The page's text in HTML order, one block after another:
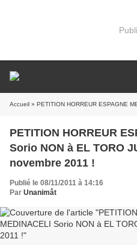
Accueil » PETITION HORREUR ESPAGNE MEDINACELI
PETITION HORREUR
Sorio NON à EL TORO
novembre 2011 !
Publié le 08/11/2011 à 14:16
Par Unanimât